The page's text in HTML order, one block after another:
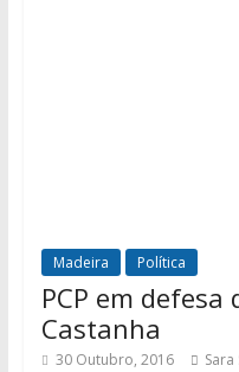
Madeira Política
PCP em
Castanha
30 Outubro, 2016 Sara